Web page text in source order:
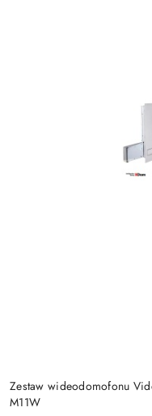
Zestaw wideodomofonu
M11W